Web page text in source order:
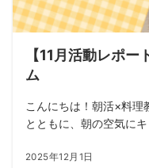
【11月活動レポ
ム
こんにちは！朝活×料理
とともに、朝の空気に
2025年12月1日